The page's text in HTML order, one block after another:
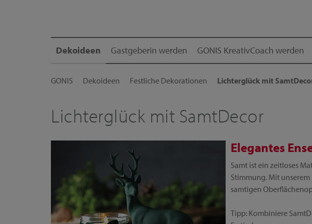
Dekoideen Gastgeberin werden GONIS KreativCoach werden
GONIS Dekoideen Festliche Dekorationen Lichterglück mit
Lichterglück mit SamtDecor
Elegantes
Samt ist ein zeitloses
Stimmung. Mit
samtigen
Tipp: Kombiniere